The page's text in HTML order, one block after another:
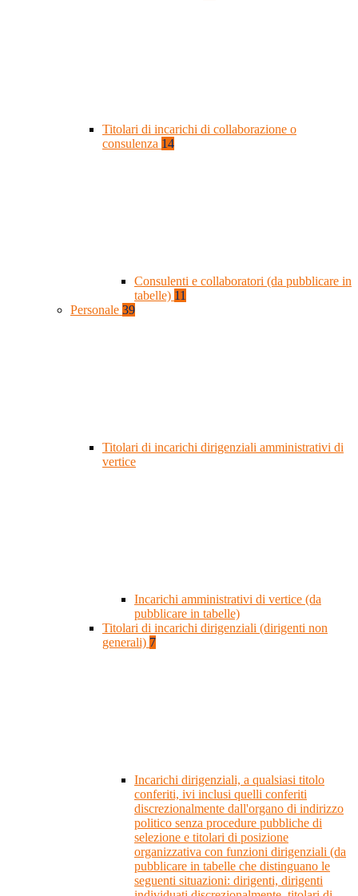
Titolari di incarichi di collaborazione o
consulenza 14
Consulenti e collaboratori (da pubblicare in
tabelle) 11
Personale 39
Titolari di incarichi dirigenziali amministrativi di
vertice
Incarichi amministrativi di vertice (da
pubblicare in tabelle)
Titolari di incarichi dirigenziali (dirigenti non
generali) 7
Incarichi dirigenziali, a qualsiasi titolo
conferiti, ivi inclusi quelli conferiti
discrezionalmente dall'organo di indirizzo
politico senza procedure pubbliche di
selezione e titolari di posizione
organizzativa con funzioni dirigenziali (da
pubblicare in tabelle che distinguano le
seguenti situazioni: dirigenti, dirigenti